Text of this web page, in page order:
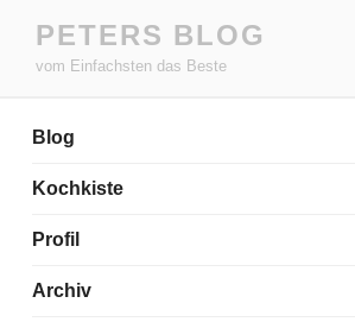
Inhalt
springen
PETERS BLOG
vom Einfachsten das Beste
Blog
Kochkiste
Profil
Archiv